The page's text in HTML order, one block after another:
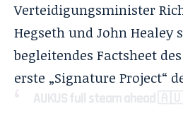
Verteidigungsminister
Hegseth und John Healey
begleitendes Factsheet
erste „Signature Project“
AUKUS full steam